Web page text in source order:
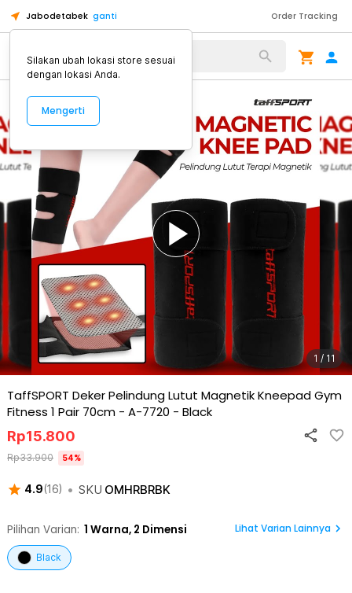
Jabodetabek ganti Order Tracking
Alat Kopi
1 / 11
TaffSPORT Deker Pelindung Lutut Magnetik Kneepad Gym
Fitness 1 Pair 70cm - A-7720 - Black
4.9(16) • SKU OMHRBRBK
Rp15.800
Rp33.900 54%
Pilihan Varian: 1 Warna, 2 Dimensi Lihat Varian Lainnya
Black
Silakan ubah lokasi store sesuai
dengan lokasi Anda.
Mengerti